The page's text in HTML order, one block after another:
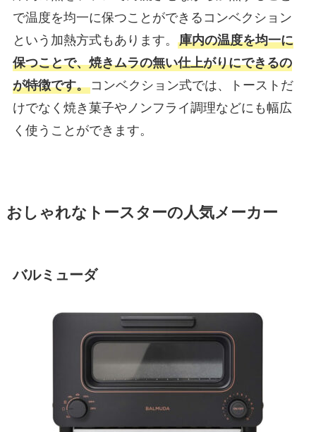
で温度を均一に保つことができるコンベクション
という加熱方式もあります。 庫内の温度を均一に
保つことで、焼きムラの無い仕上がりにできるの
が特徴です。コンベクション式では、トーストだ
けでなく焼き菓子やノンフライ調理などにも幅広
く使うことができます。
おしゃれなトースターの人気メーカー
バルミューダ